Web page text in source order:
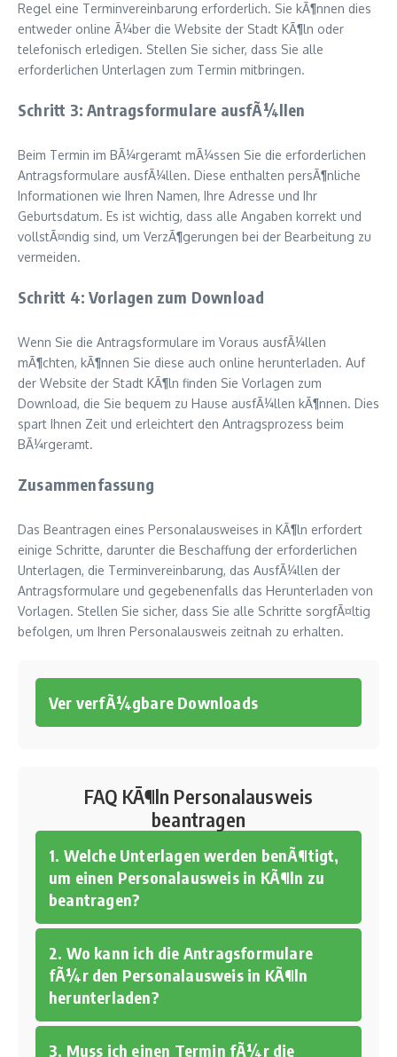
Regel eine Terminvereinbarung erforderlich. Sie kÃ¶nnen dies
entweder online Ã¼ber die Website der Stadt KÃ¶ln oder
telefonisch erledigen. Stellen Sie sicher, dass Sie alle
erforderlichen Unterlagen zum Termin mitbringen.
Schritt 3: Antragsformulare ausfÃ¼llen
Beim Termin im BÃ¼rgeramt mÃ¼ssen Sie die erforderlichen
Antragsformulare ausfÃ¼llen. Diese enthalten persÃ¶nliche
Informationen wie Ihren Namen, Ihre Adresse und Ihr
Geburtsdatum. Es ist wichtig, dass alle Angaben korrekt und
vollstÃ¤ndig sind, um VerzÃ¶gerungen bei der Bearbeitung zu
vermeiden.
Schritt 4: Vorlagen zum Download
Wenn Sie die Antragsformulare im Voraus ausfÃ¼llen
mÃ¶chten, kÃ¶nnen Sie diese auch online herunterladen. Auf
der Website der Stadt KÃ¶ln finden Sie Vorlagen zum
Download, die Sie bequem zu Hause ausfÃ¼llen kÃ¶nnen. Dies
spart Ihnen Zeit und erleichtert den Antragsprozess beim
BÃ¼rgeramt.
Zusammenfassung
Das Beantragen eines Personalausweises in KÃ¶ln erfordert
einige Schritte, darunter die Beschaffung der erforderlichen
Unterlagen, die Terminvereinbarung, das AusfÃ¼llen der
Antragsformulare und gegebenenfalls das Herunterladen von
Vorlagen. Stellen Sie sicher, dass Sie alle Schritte sorgfÃ¤ltig
befolgen, um Ihren Personalausweis zeitnah zu erhalten.
Ver verfÃ¼gbare Downloads
FAQ KÃ¶ln Personalausweis
beantragen
1. Welche Unterlagen werden benÃ¶tigt,
um einen Personalausweis in KÃ¶ln zu
beantragen?
2. Wo kann ich die Antragsformulare
fÃ¼r den Personalausweis in KÃ¶ln
herunterladen?
3. Muss ich einen Termin fÃ¼r die